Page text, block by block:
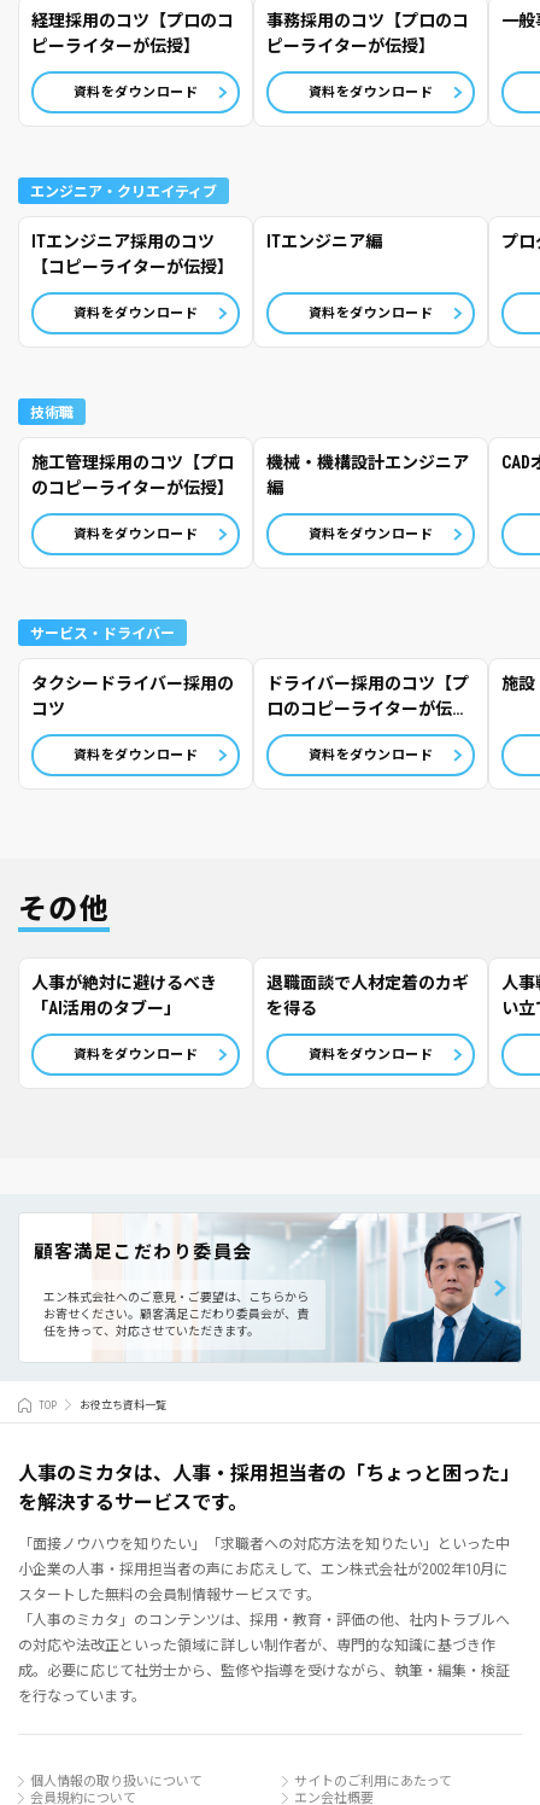
経理採用のコツ【プロのコ
ピーライターが伝授】
資料をダウンロード
事務採用のコツ【プロのコ
ピーライターが伝授】
資料をダウンロード
一般
エンジニア・クリエイティブ
ITエンジニア採用のコツ
【コピーライターが伝授】
資料をダウンロード
ITエンジニア編
資料をダウンロード
プロ
技術職
施工管理採用のコツ【プロ
のコピーライターが伝授】
資料をダウンロード
機械・機構設計エンジニア
編
資料をダウンロード
CAD
サービス・ドライバー
タクシードライバー採用の
コツ
資料をダウンロード
ドライバー採用のコツ【プ
ロのコピーライターが伝
授】
資料をダウンロード
施設
その他
人事が絶対に避けるべき
「AI活用のタブー」
資料をダウンロード
退職面談で人材定着のカギ
を得る
資料をダウンロード
人
い
顧客満足こだわり委員会
エン株式会社へのご意見・ご要望は、こちらから
お寄せください。 顧客満足こだわり委員会が、責
任を持って、対応させていただきます。
TOP お役立ち資料一覧
人事のミカタは、人事・採用担当者の「ちょっと困った」
を解決するサービスです。
「面接ノウハウを知りたい」「求職者への対応方法を知りたい」といった中
小企業の人事・採用担当者の声にお応えして、エン株式会社が2002年10月に
スタートした無料の会員制情報サービスです。
「人事のミカタ」のコンテンツは、採用・教育・評価の他、社内トラブルへ
の対応や法改正といった領域に詳しい制作者が、専門的な知識に基づき作
成。必要に応じて社労士から、監修や指導を受けながら、執筆・編集・検証
を行なっています。
個人情報の取り扱いについて
サイトのご利用にあたって
会員規約について
エン会社概要